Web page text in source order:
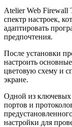
Atelier Web Firewall
спектр настроек,
адаптировать
предпочтения.
После установки
настроить
цветовую схему и
экране.
Одной из ключевых
портов и
настройки для